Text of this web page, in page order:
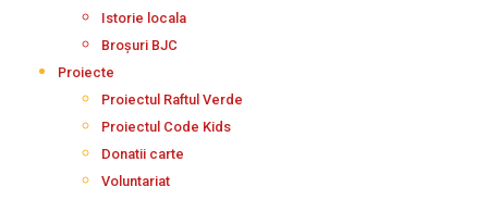
Istorie locala
Broșuri BJC
Proiecte
Proiectul Raftul Verde
Proiectul Code Kids
Donatii carte
Voluntariat